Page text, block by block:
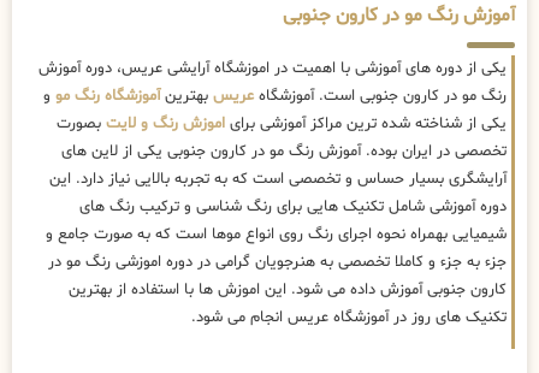
آموزش رنگ مو در کارون جنوبی
یکی از دوره های آموزشی با اهمیت در اموزشگاه آرایشی عریس، دوره آموزش
رنگ مو در کارون جنوبی است. آموزشگاه عریس بهترینآموزشگاه رنگ مو و
یکی از شناخته شده ترین مراکز آموزشی برای اموزش رنگ و لایت بصورت
تخصصی در ایران بوده. آموزش رنگ مو در کارون جنوبی یکی از لاین های
آرایشگری بسیار حساس و تخصصی است که به تجربه بالایی نیاز دارد. این
دوره آموزشی شامل تکنیک هایی برای رنگ شناسی و ترکیب رنگ های
شیمیایی بهمراه نحوه اجرای رنگ روی انواع موها است که به صورت جامع و
جزء به جزء و کاملا تخصصی به هنرجویان گرامی در دوره اموزشی رنگ مو در
کارون جنوبی آموزش داده می شود. این اموزش ها با استفاده از بهترین
تکنیک های روز در آموزشگاه عریس انجام می شود.